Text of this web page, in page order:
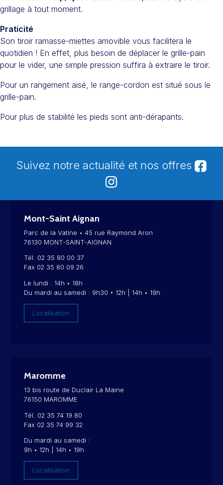
grillage à tout moment.
Praticité
Son tiroir ramasse-miettes amovible vous facilitera le
quotidien ! En effet, plus besoin de déplacer le grille-pain
pour le vider, une simple pression suffira à extraire le tiroir.
Pour un rangement aisé, le range-cordon est situé sous le
grille-pain.
Pour plus de stabilité les pieds sont anti-dérapants.
Suivez notre actualité et nos offres
Mont-Saint Aignan
Parc de la Vatine • 45 rue Raymond Aron
76130 MONT-SAINT-AIGNAN
Tél. 02 35 80 00 37
Fax 02 35 80 09 26
Le lundi : 14h • 18h
Du mardi au samedi : 9h30 • 12h | 14h • 19h
Localisation
Maromme
13 bis route de Duclair La Maine
76150 MAROMME
Tél. 02 35 74 19 80
Fax 02 35 74 99 32
Du mardi au samedi :
9h • 12h | 14h • 19h
Localisation